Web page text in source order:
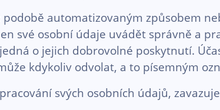
automatizovaným způsobem
své osobní údaje uvádět správně a
o jejich dobrovolné poskytnutí.
kdykoliv odvolat, a to písemným
svých osobních údajů,